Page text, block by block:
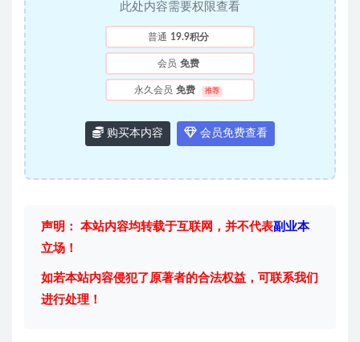
此处内容需要权限查看
普通 19.9积分
会员 免费
永久会员 免费 推荐
购买本内容 会员免费查看
声明： 本站内容均转载于互联网，并不代表副业本
立场！
如若本站内容侵犯了原著者的合法权益，可联系我们
进行处理！